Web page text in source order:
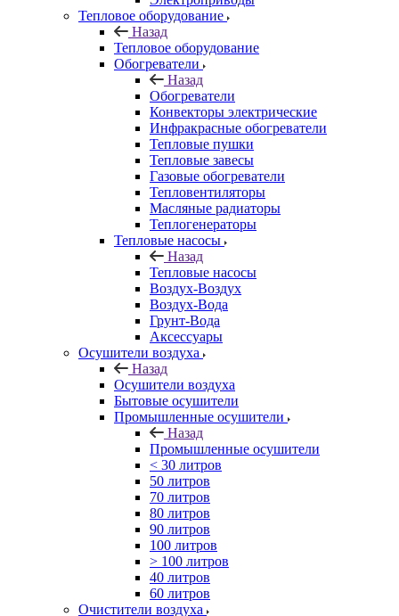
Тепловое оборудование
Назад
Тепловое оборудование
Обогреватели
Назад
Обогреватели
Конвекторы электрические
Инфракрасные обогреватели
Тепловые пушки
Тепловые завесы
Газовые обогреватели
Тепловентиляторы
Масляные радиаторы
Теплогенераторы
Тепловые насосы
Назад
Тепловые насосы
Воздух-Воздух
Воздух-Вода
Грунт-Вода
Аксессуары
Осушители воздуха
Назад
Осушители воздуха
Бытовые осушители
Промышленные осушители
Назад
Промышленные осушители
< 30 литров
50 литров
70 литров
80 литров
90 литров
100 литров
> 100 литров
40 литров
60 литров
Очистители воздуха